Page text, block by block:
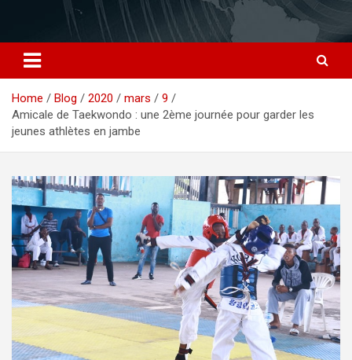
Home Blog 2020 mars
9
Amicale de Taekwondo : une 2ème journée pour garder les
jeunes athlètes en jambe